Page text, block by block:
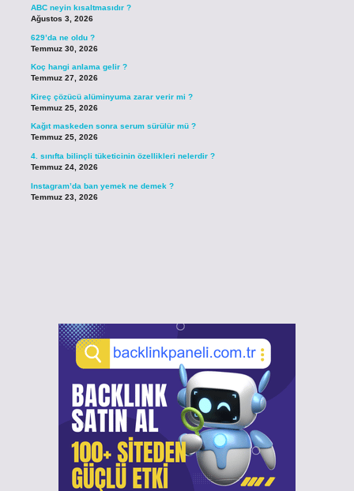
ABC neyin kısaltmasıdır ?
Ağustos 3, 2026
629’da ne oldu ?
Temmuz 30, 2026
Koç hangi anlama gelir ?
Temmuz 27, 2026
Kireç çözücü alüminyuma zarar verir mi ?
Temmuz 25, 2026
Kağıt maskeden sonra serum sürülür mü ?
Temmuz 25, 2026
4. sınıfta bilinçli tüketicinin özellikleri nelerdir ?
Temmuz 24, 2026
Instagram’da ban yemek ne demek ?
Temmuz 23, 2026